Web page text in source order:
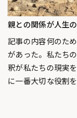
親との関係が人生
記事の内容何のた
があった。私たち
釈が私たちの現実
に一番大切な役割